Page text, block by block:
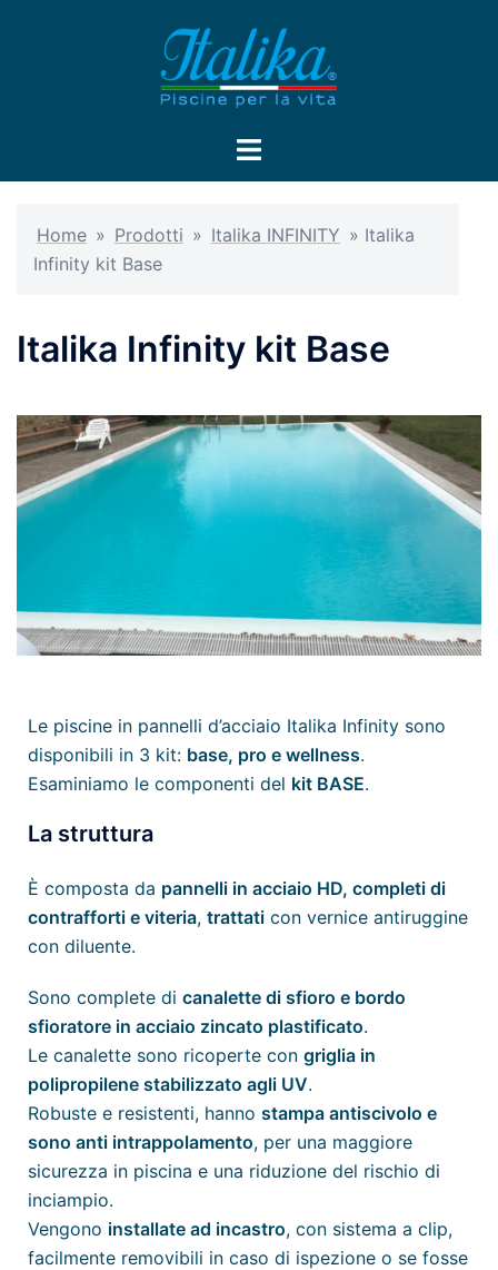
Home » Prodotti » Italika INFINITY » Italika
Infinity kit Base
Italika Infinity kit Base
Le piscine in pannelli d’acciaio Italika Infinity sono
disponibili in 3 kit: base, pro e wellness.
Esaminiamo le componenti del kit BASE.
La struttura
È composta da pannelli in acciaio HD, completi di
contrafforti e viteria, trattati con vernice antiruggine
con diluente.
Sono complete di canalette di sfioro e bordo
sfioratore in acciaio zincato plastificato.
Le canalette sono ricoperte con griglia in
polipropilene stabilizzato agli UV.
Robuste e resistenti, hanno stampa antiscivolo e
sono anti intrappolamento, per una maggiore
sicurezza in piscina e una riduzione del rischio di
inciampio.
Vengono installate ad incastro, con sistema a clip,
facilmente removibili in caso di ispezione o se fosse